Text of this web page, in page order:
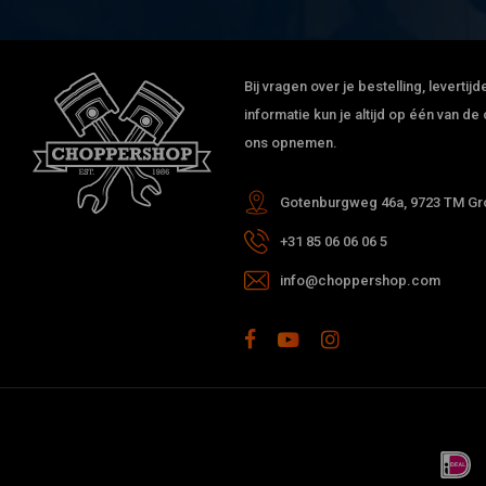
Bij vragen over je bestelling,
informatie kun je altijd op één van
ons opnemen.
Gotenburgweg 46a, 9723 TM
+31 85 06 06 06 5
info@choppershop.com